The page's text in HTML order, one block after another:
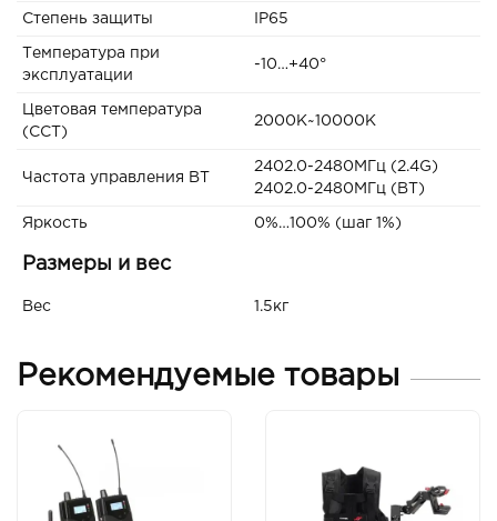
Степень защиты IP65
Температура при
эксплуатации
-10…+40°
Цветовая температура
(CCT)
2000K~10000К
Частота управления BT
2402.0-2480МГц (2.4G)
2402.0-2480МГц (BT)
Яркость 0%…100% (шаг 1%)
Размеры и вес
Вес 1.5кг
Рекомендуемые товары